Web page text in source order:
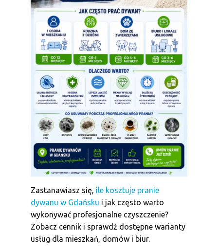
Zastanawiasz się, ile kosztuje pranie
dywanu w Gdańsku i jak często warto
wykonywać profesjonalne czyszczenie?
Zobacz cennik i sprawdź dostępne warianty
usług dla mieszkań, domów i biur.